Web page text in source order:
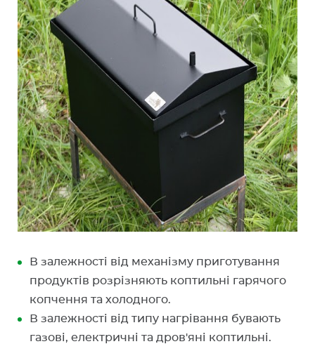
В залежності від механізму приготування
продуктів розрізняють коптильні гарячого
копчення та холодного.
В залежності від типу нагрівання бувають
газові, електричні та дров'яні коптильні.